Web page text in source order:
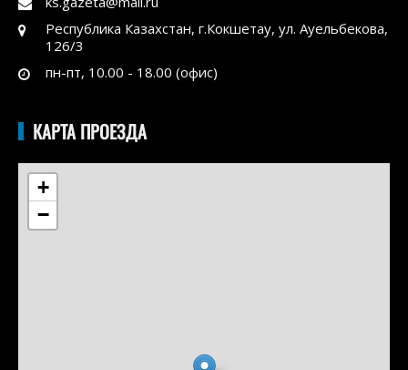
Республика Казахстан, г.Кокшетау, ул. Ауельбекова,
126/3
пн-пт, 10.00 - 18.00 (офис)
КАРТА ПРОЕЗДА
+
−